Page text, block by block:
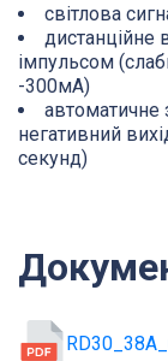
світлова
дистанційне
імпульсом
-300мА)
автоматичне
негативний
секунд)